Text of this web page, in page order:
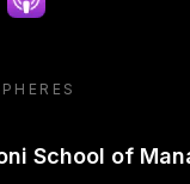
School of